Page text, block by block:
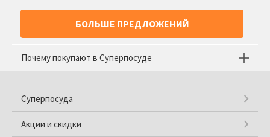
БОЛЬШЕ ПРЕДЛОЖЕНИЙ
Почему покупают в Суперпосуде
Суперпосуда
Акции и скидки